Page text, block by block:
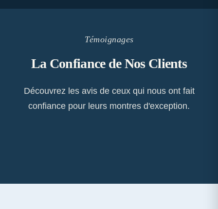
Témoignages
La Confiance de Nos Clients
Découvrez les avis de ceux qui nous ont fait
confiance pour leurs montres d'exception.